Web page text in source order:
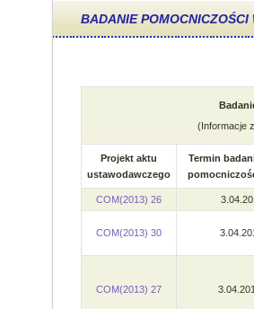
BADANIE
(Informacje
Projekt aktu
ustawodawczego
Termin
COM(2013) 26
COM(2013) 30
COM(2013) 27